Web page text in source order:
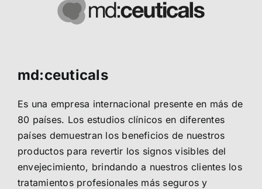
md:ceuticals
Es una empresa internacional presente en más de
80 países. Los estudios clínicos en diferentes
países demuestran los beneficios de nuestros
productos para revertir los signos visibles del
envejecimiento, brindando a nuestros clientes los
tratamientos profesionales más seguros y